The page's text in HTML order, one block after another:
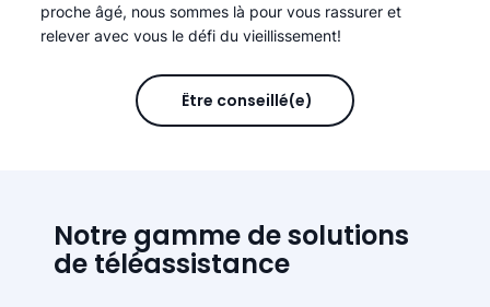
proche âgé, nous sommes là pour vous rassurer et
relever avec vous le défi du vieillissement!
Être conseillé(e)
Notre gamme de solutions
de téléassistance